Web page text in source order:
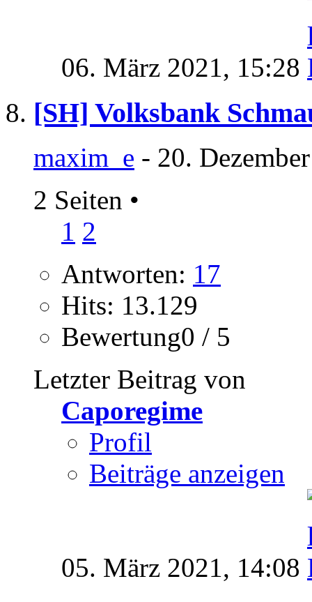
06. März 2021, 15:28
[SH] Volksbank
maxim_e - 20.
2 Seiten •
1 2
Antworten: 17
Hits: 13.129
Bewertung0 / 5
Letzter Beitrag von
Caporegime
Profil
Beiträge anzeigen
05. März 2021, 14:08